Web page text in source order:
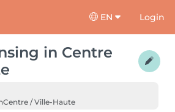
EN Login
in Centre
Centre / Ville-Haute